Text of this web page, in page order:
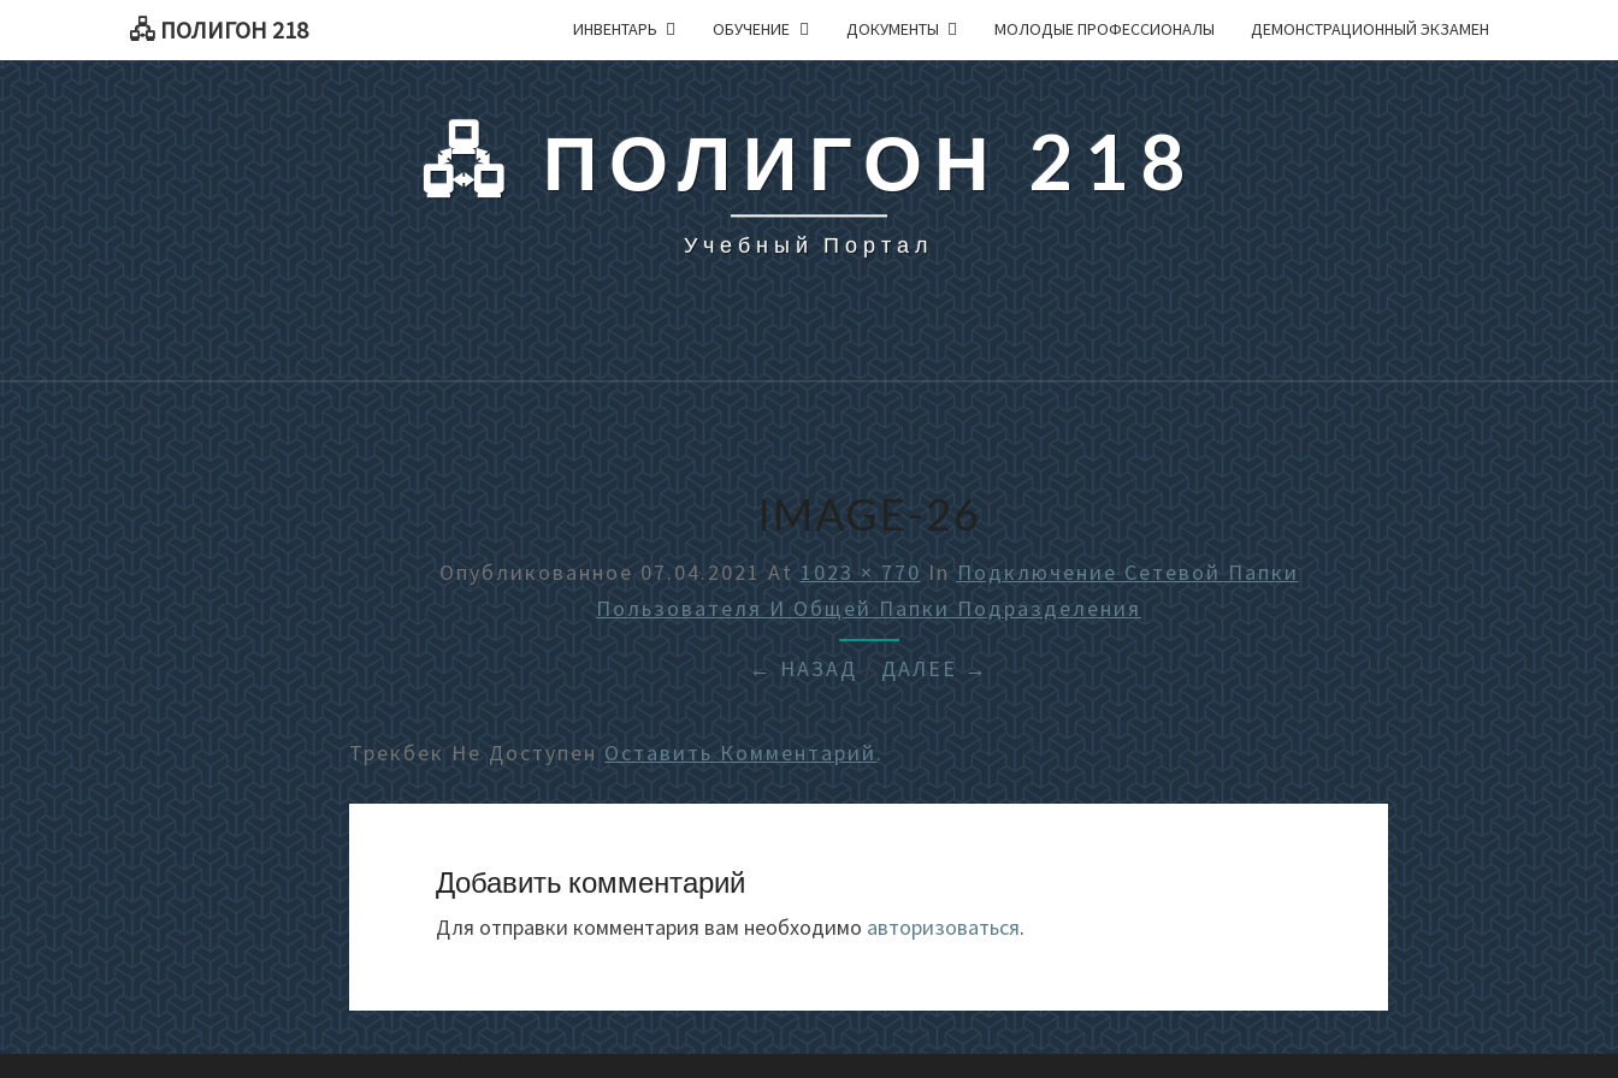
🖧 ПОЛИГОН 218 ИНВЕНТАРЬ ОБУЧЕНИЕ ДОКУМЕНТЫ МОЛОДЫЕ ПРОФЕССИОНАЛЫ ДЕМОНСТРАЦИОННЫЙ ЭКЗАМЕН
🖧 ПОЛИГОН 218
Учебный Портал
IMAGE-26
Опубликованное 07.04.2021 At 1023 × 770 In Подключение Сетевой Папки
Пользователя И Общей Папки Подразделения
← НАЗАД / ДАЛЕЕ →
Трекбек Не Доступен Оставить Комментарий.
Добавить комментарий
Для отправки комментария вам необходимо авторизоваться.